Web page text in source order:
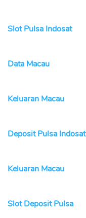
Slot Pulsa Indosat
Data Macau
Keluaran Macau
Deposit Pulsa Indosat
Keluaran Macau
Slot Deposit Pulsa